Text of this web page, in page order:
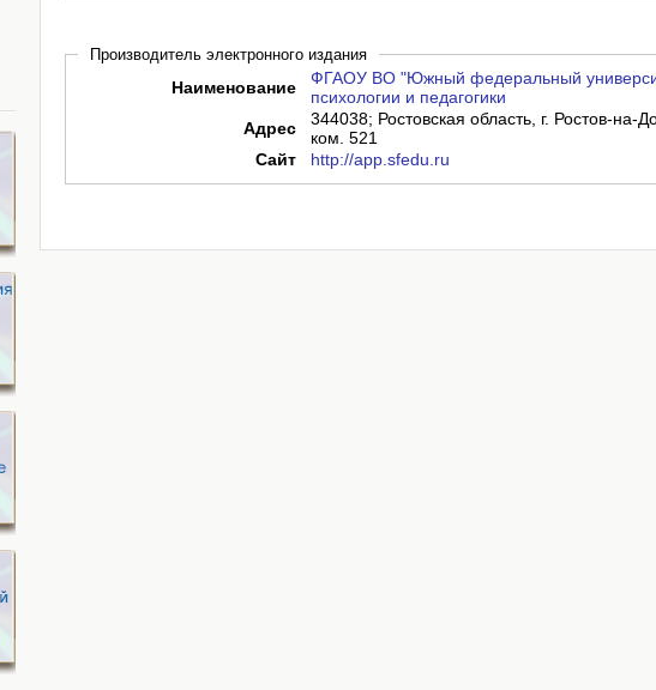
Производитель электронного издания
Наименование
ФГАОУ ВО "Южный федеральный
психологии и педагогики
Адрес
344038; Ростовская область, г. Ростов-на-
ком. 521
Сайт
http://app.sfedu.ru